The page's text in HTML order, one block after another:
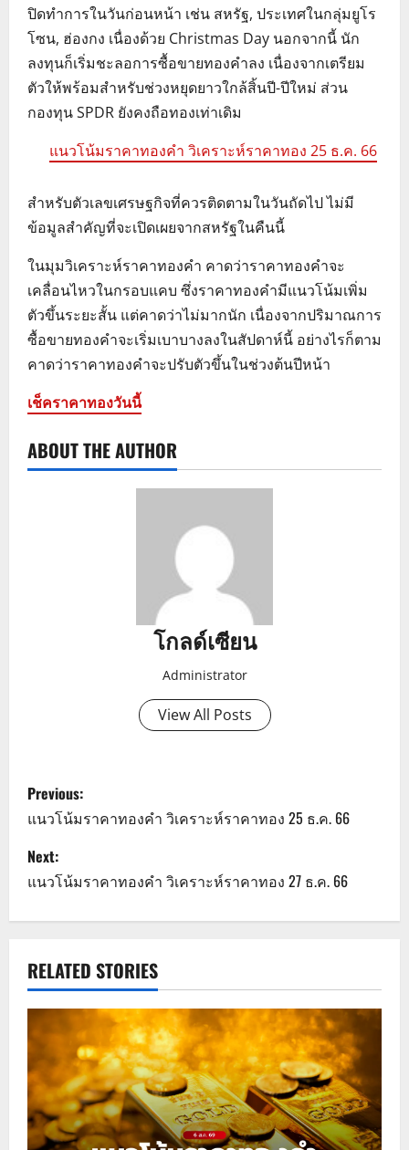
ปิดทำการในวันก่อนหน้า เช่น สหรัฐ, ประเทศในกลุ่มยูโร
โซน, ฮ่องกง เนื่องด้วย Christmas Day นอกจากนี้ นัก
ลงทุนก็เริ่มชะลอการซื้อขายทองคำลง เนื่องจากเตรียม
ตัวให้พร้อมสำหรับช่วงหยุดยาวใกล้สิ้นปี-ปีใหม่ ส่วน
กองทุน SPDR ยังคงถือทองเท่าเดิม
แนวโน้มราคาทองคำ วิเคราะห์ราคาทอง 25 ธ.ค. 66
สำหรับตัวเลขเศรษฐกิจที่ควรติดตามในวันถัดไป ไม่มี
ข้อมูลสำคัญที่จะเปิดเผยจากสหรัฐในคืนนี้
ในมุมวิเคราะห์ราคาทองคำ คาดว่าราคาทองคำจะ
เคลื่อนไหวในกรอบแคบ ซึ่งราคาทองคำมีแนวโน้มเพิ่ม
ตัวขึ้นระยะสั้น แต่คาดว่าไม่มากนัก เนื่องจากปริมาณการ
ซื้อขายทองคำจะเริ่มเบาบางลงในสัปดาห์นี้ อย่างไรก็ตาม
คาดว่าราคาทองคำจะปรับตัวขึ้นในช่วงต้นปีหน้า
เช็คราคาทองวันนี้
ABOUT THE AUTHOR
โกลด์เซียน
Administrator
View All Posts
P
o
s
t
a
v
i
g
a
Previous:
แนวโน้มราคาทองคำ วิเคราะห์ราคาทอง 25 ธ.ค. 66
Next:
แนวโน้มราคาทองคำ วิเคราะห์ราคาทอง 27 ธ.ค. 66
RELATED STORIES